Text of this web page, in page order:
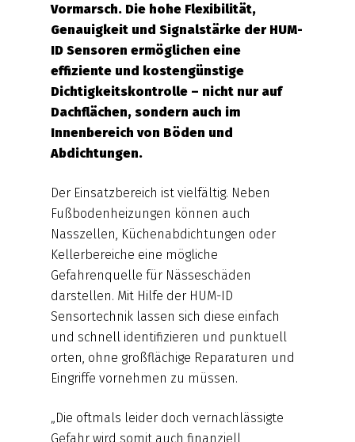
Vormarsch. Die hohe Flexibilität,
Genauigkeit und Signalstärke der HUM-
ID Sensoren ermöglichen eine
effiziente und kostengünstige
Dichtigkeitskontrolle – nicht nur auf
Dachflächen, sondern auch im
Innenbereich von Böden und
Abdichtungen.
Der Einsatzbereich ist vielfältig. Neben
Fußbodenheizungen können auch
Nasszellen, Küchenabdichtungen oder
Kellerbereiche eine mögliche
Gefahrenquelle für Nässeschäden
darstellen. Mit Hilfe der HUM-ID
Sensortechnik lassen sich diese einfach
und schnell identifizieren und punktuell
orten, ohne großflächige Reparaturen und
Eingriffe vornehmen zu müssen.
„Die oftmals leider doch vernachlässigte
Gefahr wird somit auch finanziell